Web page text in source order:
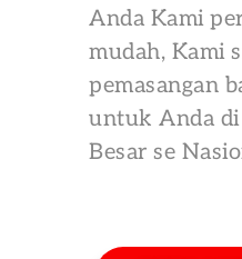
Anda Kami
mudah, Kami
pemasangan
untuk Anda
Besar se